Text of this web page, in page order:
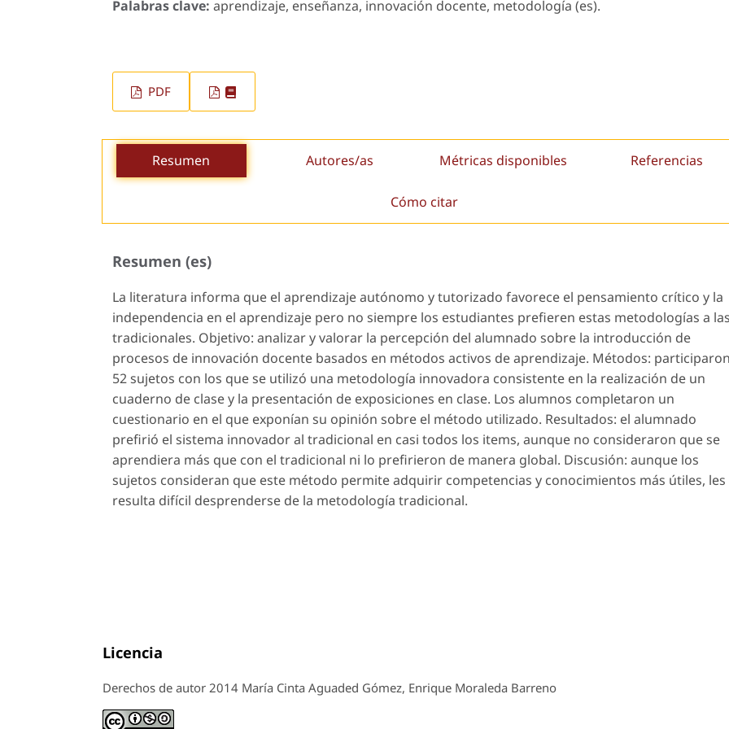
Palabras clave: aprendizaje, enseñanza, innovación docente, metodología (es).
PDF
Resumen Autores/as Métricas disponibles Referencias
Cómo citar
Resumen (es)
La literatura informa que el aprendizaje autónomo y tutorizado favorece el pensamiento crítico y la
independencia en el aprendizaje pero no siempre los estudiantes prefieren estas metodologías a las
tradicionales. Objetivo: analizar y valorar la percepción del alumnado sobre la introducción de
procesos de innovación docente basados en métodos activos de aprendizaje. Métodos: participaron
52 sujetos con los que se utilizó una metodología innovadora consistente en la realización de un
cuaderno de clase y la presentación de exposiciones en clase. Los alumnos completaron un
cuestionario en el que exponían su opinión sobre el método utilizado. Resultados: el alumnado
prefirió el sistema innovador al tradicional en casi todos los items, aunque no consideraron que se
aprendiera más que con el tradicional ni lo prefirieron de manera global. Discusión: aunque los
sujetos consideran que este método permite adquirir competencias y conocimientos más útiles, les
resulta difícil desprenderse de la metodología tradicional.
Licencia
Derechos de autor 2014 María Cinta Aguaded Gómez, Enrique Moraleda Barreno